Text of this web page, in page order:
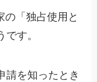
の「独占使用と
す。
請を知ったとき